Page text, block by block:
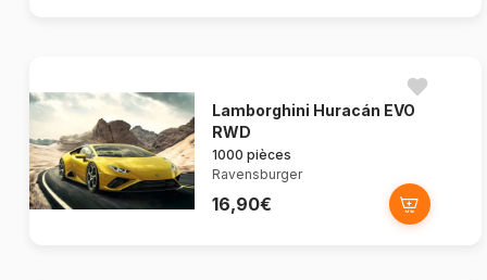
Lamborghini Huracán EVO
RWD
1000 pièces
Ravensburger
16,90€